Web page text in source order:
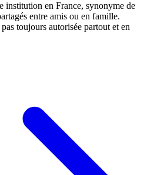
institution en France, synonyme de
entre amis ou en famille.
toujours autorisée partout et en